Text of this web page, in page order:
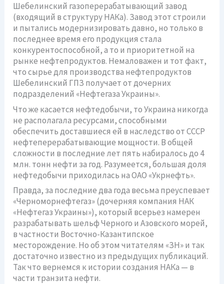
Шебелинский газоперерабатывающий завод
(входящий в структуру НАКа). Завод этот строили
и пытались модернизировать давно, но только в
последнее время его продукция стала
конкурентоспособной, а то и приоритетной на
рынке нефтепродуктов. Немаловажен и тот факт,
что сырье для производства нефтепродуктов
Шебелинский ГПЗ получает от дочерних
подразделений «Нефтегаза Украины».
Что же касается нефтедобычи, то Украина никогда
не располагала ресурсами, способными
обеспечить доставшиеся ей в наследство от СССР
нефтеперерабатывающие мощности. В общей
сложности в последние лет пять набиралось до 4
млн. тонн нефти за год. Разумеется, большая доля
нефтедобычи приходилась на ОАО «Укрнефть».
Правда, за последние два года весьма преуспевает
«Черноморнефтегаз» (дочерняя компания НАК
«Нефтегаз Украины»), который всерьез намерен
разрабатывать шельф Черного и Азовского морей,
в частности Восточно-Казантипское
месторождение. Но об этом читателям «ЗН» и так
достаточно известно из предыдущих публикаций.
Так что вернемся к истории создания НАКа — в
части транзита нефти.